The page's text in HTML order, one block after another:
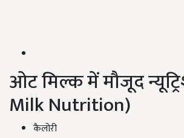
ओट मिल्क में मौजूद
Milk Nutrition)
कैलोरी